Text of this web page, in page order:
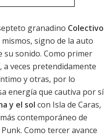
granadino Colectivo
signo de la auto
su sonido. Como primer
, a veces pretendidamente
y otras, por lo
energía que cautiva por sí
y el sol con Isla de Caras,
contemporáneo de
Como tercer avance